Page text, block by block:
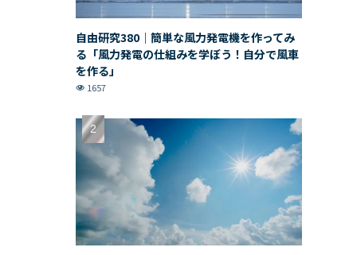
自由研究380｜簡単な風力発電機を作ってみ
る「風力発電の仕組みを学ぼう！自分で風車
を作る」
1657